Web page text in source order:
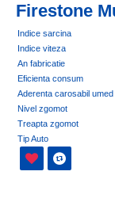
Firestone
Indice sarcina
Indice viteza
An fabricatie
Eficienta consum
Aderenta carosabil umed
Nivel zgomot
Treapta zgomot
Tip Auto